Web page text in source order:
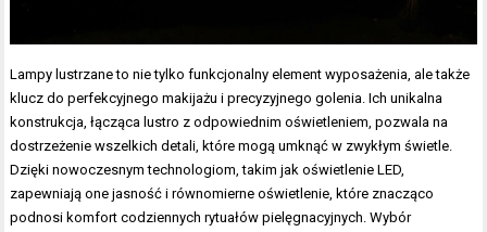
Lampy lustrzane to nie tylko funkcjonalny element wyposażenia, ale także
klucz do perfekcyjnego makijażu i precyzyjnego golenia. Ich unikalna
konstrukcja, łącząca lustro z odpowiednim oświetleniem, pozwala na
dostrzeżenie wszelkich detali, które mogą umknąć w zwykłym świetle.
Dzięki nowoczesnym technologiom, takim jak oświetlenie LED,
zapewniają one jasność i równomierne oświetlenie, które znacząco
podnosi komfort codziennych rytuałów pielęgnacyjnych. Wybór